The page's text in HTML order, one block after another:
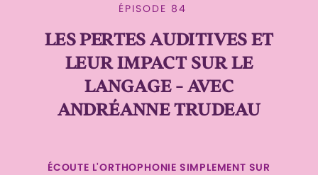
ÉPISODE 84
LES PERTES AUDITIVES ET
LEUR IMPACT SUR LE
LANGAGE - AVEC
ANDRÉANNE TRUDEAU
ÉCOUTE L'ORTHOPHONIE SIMPLEMENT SUR